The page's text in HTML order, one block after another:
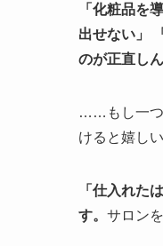
「化粧品を
出せない」
のが正直しん
……もし一つ
けると嬉しい
「仕入れた
す。 サロン